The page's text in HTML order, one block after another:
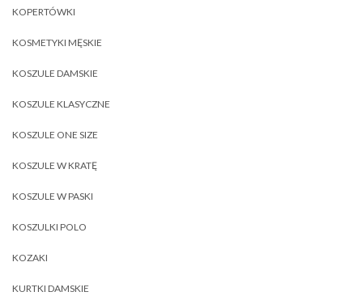
KOPERTÓWKI
KOSMETYKI MĘSKIE
KOSZULE DAMSKIE
KOSZULE KLASYCZNE
KOSZULE ONE SIZE
KOSZULE W KRATĘ
KOSZULE W PASKI
KOSZULKI POLO
KOZAKI
KURTKI DAMSKIE